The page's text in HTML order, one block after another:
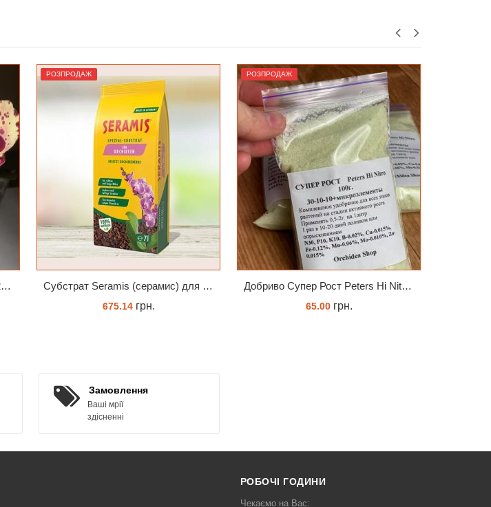
Універсальний Peters Allrounder 20-20-20+ТЕ
РОЗПРОДАЖ
Субстрат Seramis (серамис) для орхідей 7 л заводське пакування
675.14грн.
РОЗПРОДАЖ
Добриво Супер Рост Peters Hi Nitro 30-10-10 + мікроелементи
65.00грн.
Замовлення
Ваші мрії
здісненні
РОБОЧІ ГОДИНИ
Чекаємо на Вас: